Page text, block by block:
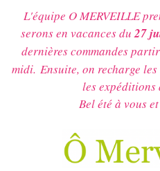
L'équipe O MERVEILLE
serons en vacances du27
dernières commandes
midi. Ensuite, on recharge
les expéditions
Bel été à vous